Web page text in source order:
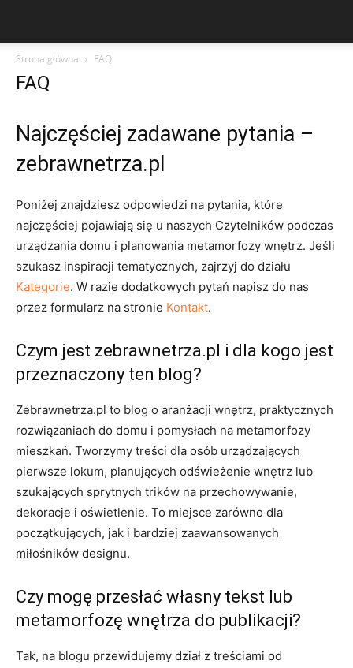
Strona główna FAQ
FAQ
Najczęściej zadawane pytania –
zebrawnetrza.pl
Poniżej znajdziesz odpowiedzi na pytania, które
najczęściej pojawiają się u naszych Czytelników podczas
urządzania domu i planowania metamorfozy wnętrz. Jeśli
szukasz inspiracji tematycznych, zajrzyj do działu
Kategorie. W razie dodatkowych pytań napisz do nas
przez formularz na stronie Kontakt.
Czym jest zebrawnetrza.pl i dla kogo jest
przeznaczony ten blog?
Zebrawnetrza.pl to blog o aranżacji wnętrz, praktycznych
rozwiązaniach do domu i pomysłach na metamorfozy
mieszkań. Tworzymy treści dla osób urządzających
pierwsze lokum, planujących odświeżenie wnętrz lub
szukających sprytnych trików na przechowywanie,
dekoracje i oświetlenie. To miejsce zarówno dla
początkujących, jak i bardziej zaawansowanych
miłośników designu.
Czy mogę przesłać własny tekst lub
metamorfozę wnętrza do publikacji?
Tak, na blogu przewidujemy dział z treściami od